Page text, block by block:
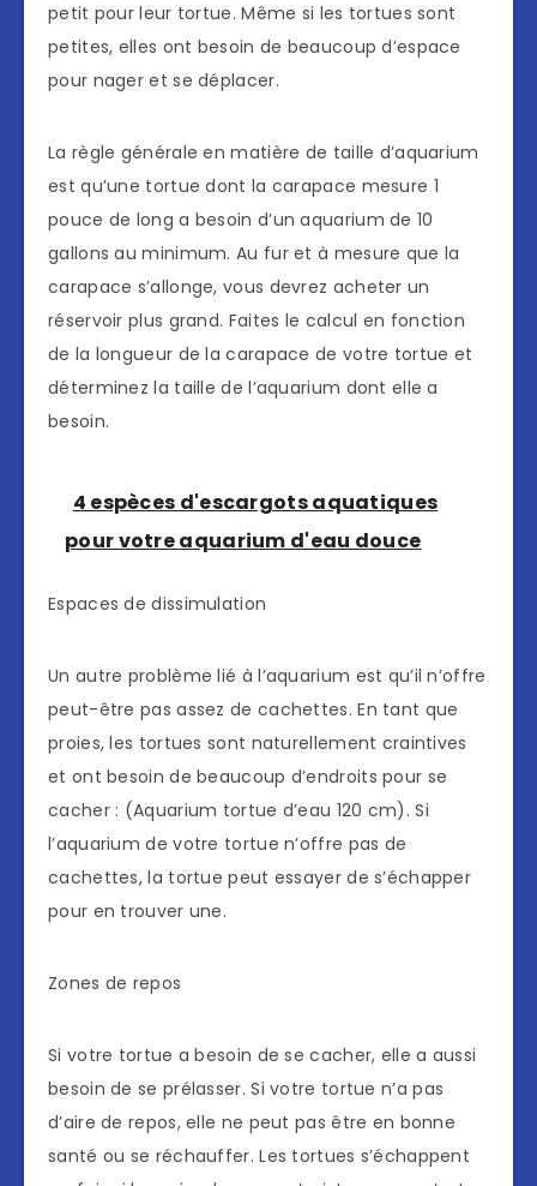
petit pour leur tortue. Même si les tortues sont
petites, elles ont besoin de beaucoup d’espace
pour nager et se déplacer.
La règle générale en matière de taille d’aquarium
est qu’une tortue dont la carapace mesure 1
pouce de long a besoin d’un aquarium de 10
gallons au minimum. Au fur et à mesure que la
carapace s’allonge, vous devrez acheter un
réservoir plus grand. Faites le calcul en fonction
de la longueur de la carapace de votre tortue et
déterminez la taille de l’aquarium dont elle a
besoin.
4 espèces d'escargots aquatiques
pour votre aquarium d'eau douce
Espaces de dissimulation
Un autre problème lié à l’aquarium est qu’il n’offre
peut-être pas assez de cachettes. En tant que
proies, les tortues sont naturellement craintives
et ont besoin de beaucoup d’endroits pour se
cacher : (Aquarium tortue d’eau 120 cm). Si
l’aquarium de votre tortue n’offre pas de
cachettes, la tortue peut essayer de s’échapper
pour en trouver une.
Zones de repos
Si votre tortue a besoin de se cacher, elle a aussi
besoin de se prélasser. Si votre tortue n’a pas
d’aire de repos, elle ne peut pas être en bonne
santé ou se réchauffer. Les tortues s’échappent